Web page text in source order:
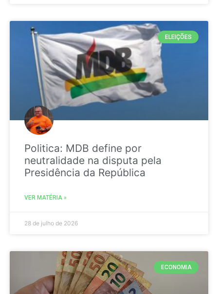
ELEIÇÕES
Politica: MDB define por
neutralidade na disputa pela
Presidência da República
VER MATÉRIA »
28 de julho de 2026
ECONOMIA